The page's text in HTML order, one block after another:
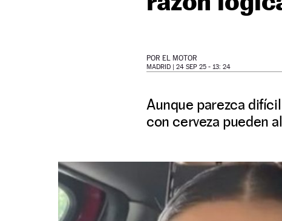
POR EL MOTOR
MADRID | 24 SEP 25 - 13: 24
Aunque parezca
con cerveza pueden